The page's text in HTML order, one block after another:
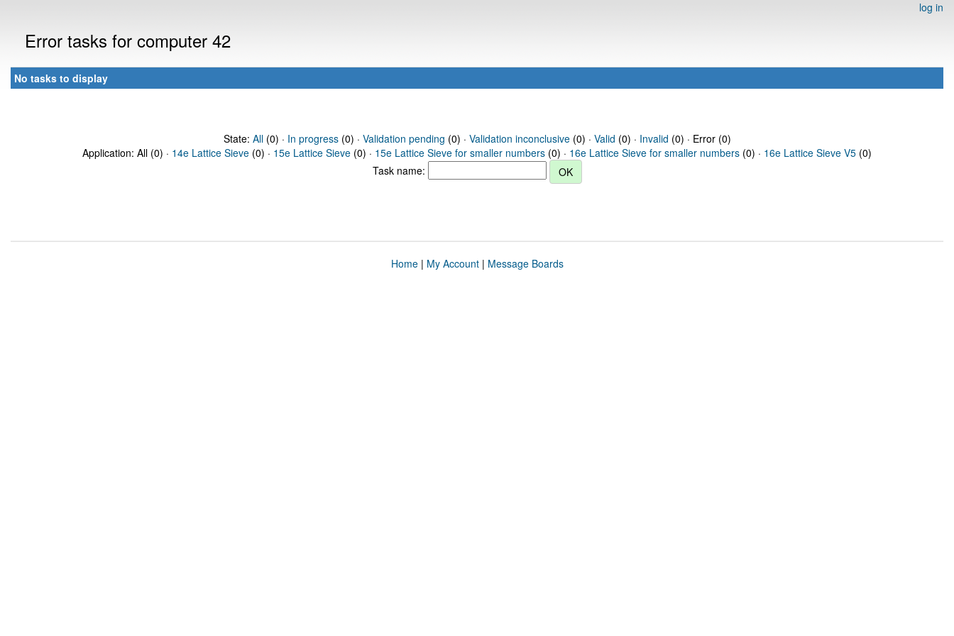
log in
Error tasks for computer 42
No tasks to display
State: All(0) · In progress(0) · Validation pending (0) · Validation inconclusive(0) · Valid (0) · Invalid (0) · Error (0)
Application: All (0) · 14e Lattice Sieve (0) · 15e Lattice Sieve (0) · 15e Lattice Sieve for smaller numbers (0) · 16e Lattice Sieve for smaller numbers (0) · 16e Lattice Sieve V5 (0)
Task name:
Home| My Account| Message Boards